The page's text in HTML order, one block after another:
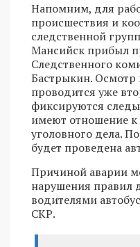
Напомним, для
происшествия и
следственной
Мансийск прибыл
Следственного
Бастрыкин. Осмотр
проводится уже
фиксируются
имеют отношение
уголовного дела.
будет проведена
Причиной аварии
нарушения правил
водителями
СКР.